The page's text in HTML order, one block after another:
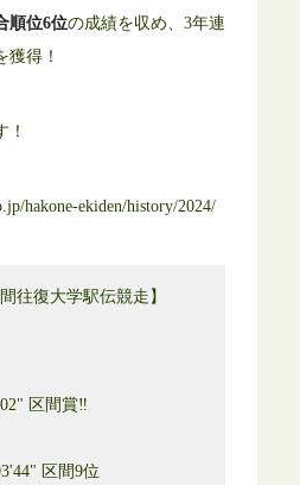
順位6位の成績を収め、3年連
獲得！
！
hakone-ekiden/history/2024/
往復大学駅伝競走】
区間賞‼️
区間9位